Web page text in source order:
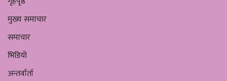
मुख्य समाचार
समाचार
भिडियो
अन्तर्वार्ता